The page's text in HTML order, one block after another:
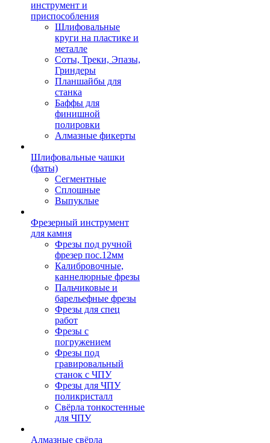
инструмент и
приспособления
Шлифовальные
круги на пластике и
металле
Соты, Треки, Эпазы,
Гриндеры
Планшайбы для
станка
Баффы для
финишной
полировки
Алмазные фикерты
Шлифовальные чашки
(фаты)
Сегментные
Сплошные
Выпуклые
Фрезерный инструмент
для камня
Фрезы под ручной
фрезер пос.12мм
Калибровочные,
каннелюрные фрезы
Пальчиковые и
барельефные фрезы
Фрезы для спец
работ
Фрезы с
погружением
Фрезы под
гравировальный
станок с ЧПУ
Фрезы для ЧПУ
поликристалл
Свёрла тонкостенные
для ЧПУ
Алмазные свёрла